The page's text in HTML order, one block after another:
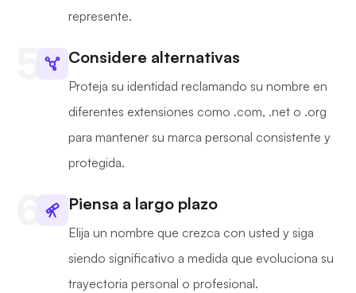
represente.
Considere alternativas
Proteja su identidad reclamando su nombre en
diferentes extensiones como .com, .net o .org
para mantener su marca personal consistente y
protegida.
Piensa a largo plazo
Elija un nombre que crezca con usted y siga
siendo significativo a medida que evoluciona su
trayectoria personal o profesional.